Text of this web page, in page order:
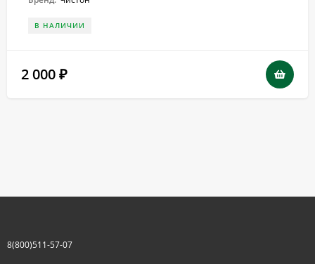
В НАЛИЧИИ
2 000 ₽
8(800)511-57-07